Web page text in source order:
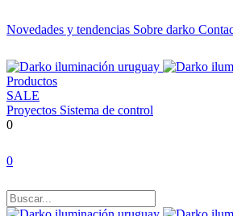
Novedades y tendencias Sobre darko
Productos
SALE
Proyectos Sistema de control
0
0